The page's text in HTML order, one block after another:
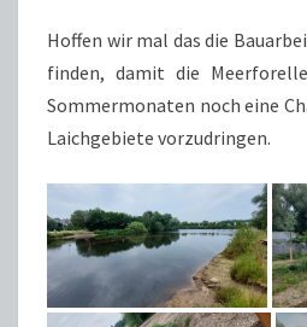
Hoffen wir mal das die
finden, damit die
Sommermonaten noch eine
Laichgebiete vorzudringen.